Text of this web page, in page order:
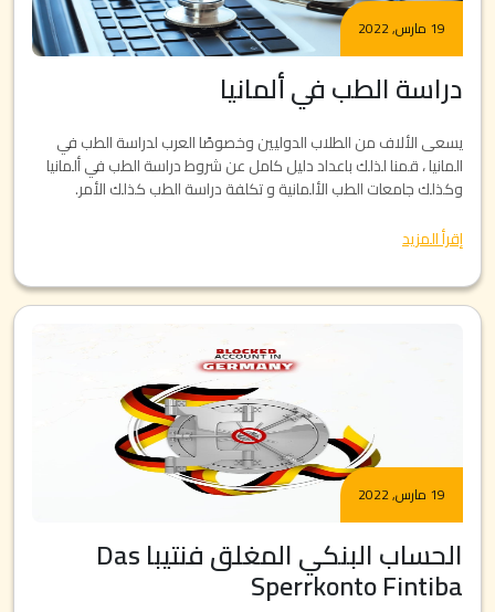
19 مارس, 2022
دراسة الطب في ألمانيا
يسعى الألاف من الطلاب الدوليين وخصوصًا العرب لدراسة الطب في
المانيا ، قمنا لذلك باعداد دليل كامل عن شروط دراسة الطب في ألمانيا
وكذلك جامعات الطب الألمانية و تكلفة دراسة الطب كذلك الأمر.
إقرأ المزيد
19 مارس, 2022
الحساب البنكي المغلق فنتيبا Das
Sperrkonto Fintiba